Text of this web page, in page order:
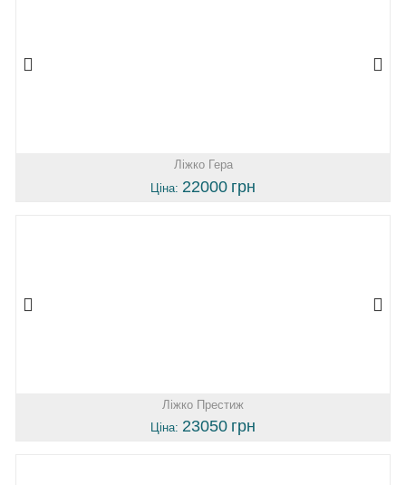
Ліжко Гера
Ціна: 22000 грн
Ліжко Престиж
Ціна: 23050 грн